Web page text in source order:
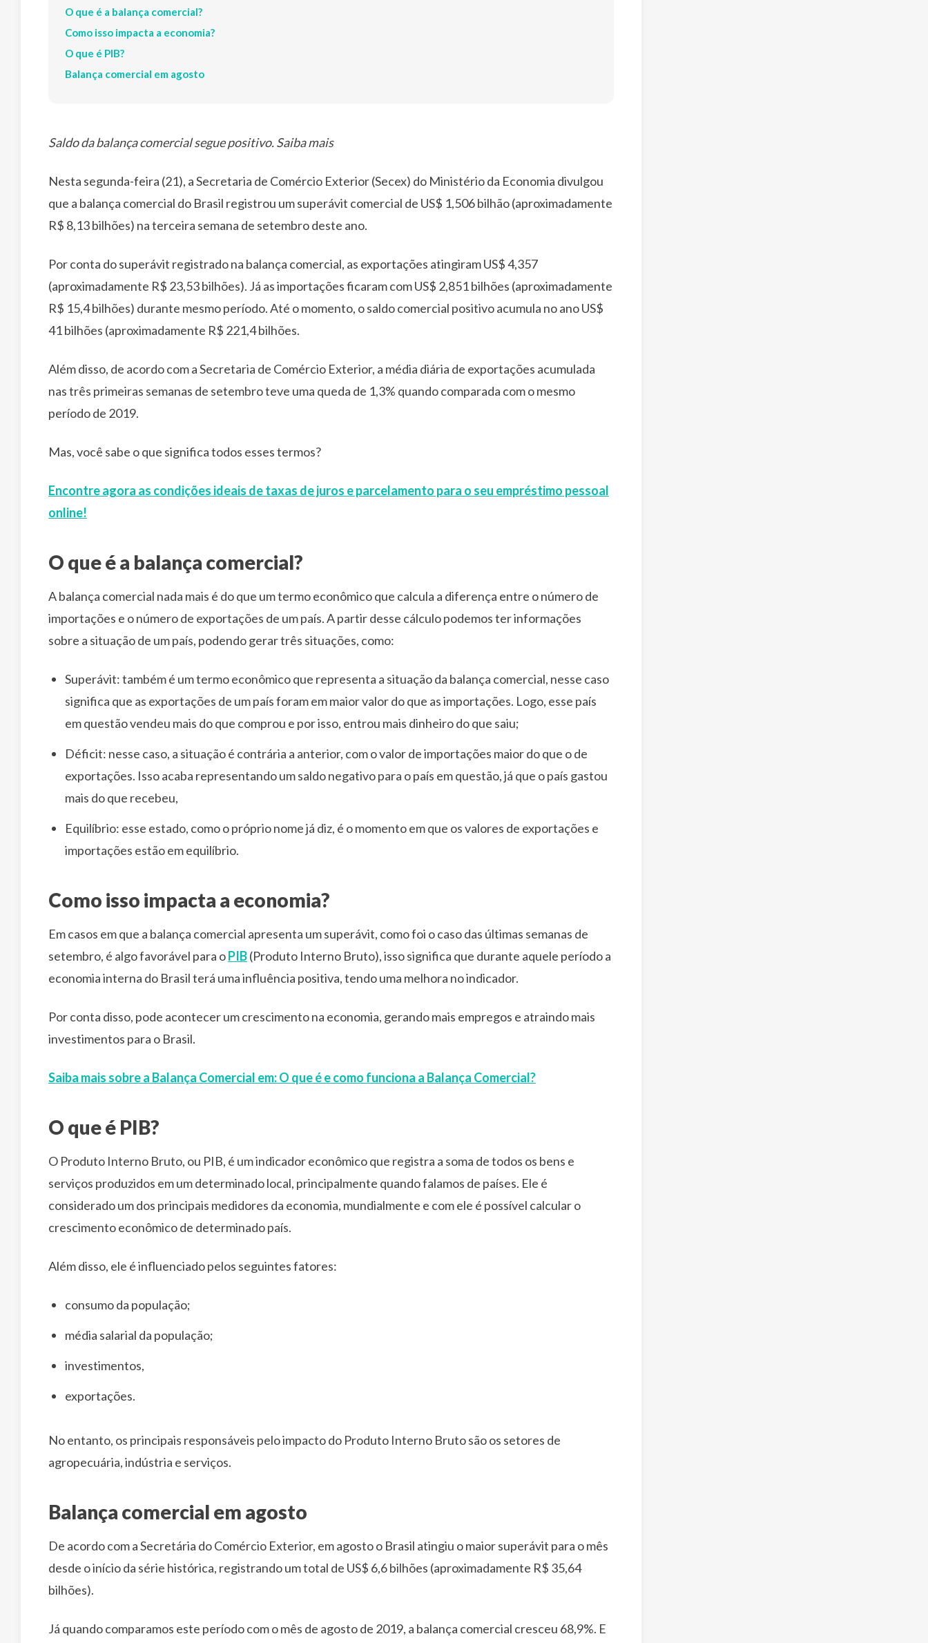
O que é a balança comercial?
Como isso impacta a economia?
O que é PIB?
Balança comercial em agosto
Saldo da balança comercial segue positivo. Saiba mais
Nesta segunda-feira (21), a Secretaria de Comércio Exterior (Secex) do Ministério da Economia divulgou
que a balança comercial do Brasil registrou um superávit comercial de US$ 1,506 bilhão (aproximadamente
R$ 8,13 bilhões) na terceira semana de setembro deste ano.
Por conta do superávit registrado na balança comercial, as exportações atingiram US$ 4,357
(aproximadamente R$ 23,53 bilhões). Já as importações ficaram com US$ 2,851 bilhões (aproximadamente
R$ 15,4 bilhões) durante mesmo período. Até o momento, o saldo comercial positivo acumula no ano US$
41 bilhões (aproximadamente R$ 221,4 bilhões.
Além disso, de acordo com a Secretaria de Comércio Exterior, a média diária de exportações acumulada
nas três primeiras semanas de setembro teve uma queda de 1,3% quando comparada com o mesmo
período de 2019.
Mas, você sabe o que significa todos esses termos?
Encontre agora as condições ideais de taxas de juros e parcelamento para o seu empréstimo pessoal
online!
O que é a balança comercial?
A balança comercial nada mais é do que um termo econômico que calcula a diferença entre o número de
importações e o número de exportações de um país. A partir desse cálculo podemos ter informações
sobre a situação de um país, podendo gerar três situações, como:
Superávit: também é um termo econômico que representa a situação da balança comercial, nesse caso
significa que as exportações de um país foram em maior valor do que as importações. Logo, esse país
em questão vendeu mais do que comprou e por isso, entrou mais dinheiro do que saiu;
Déficit: nesse caso, a situação é contrária a anterior, com o valor de importações maior do que o de
exportações. Isso acaba representando um saldo negativo para o país em questão, já que o país gastou
mais do que recebeu,
Equilíbrio: esse estado, como o próprio nome já diz, é o momento em que os valores de exportações e
importações estão em equilíbrio.
Como isso impacta a economia?
Em casos em que a balança comercial apresenta um superávit, como foi o caso das últimas semanas de
setembro, é algo favorável para oPIB(Produto Interno Bruto), isso significa que durante aquele período a
economia interna do Brasil terá uma influência positiva, tendo uma melhora no indicador.
Por conta disso, pode acontecer um crescimento na economia, gerando mais empregos e atraindo mais
investimentos para o Brasil.
Saiba mais sobre a Balança Comercial em: O que é e como funciona a Balança Comercial?
O que é PIB?
O Produto Interno Bruto, ou PIB, é um indicador econômico que registra a soma de todos os bens e
serviços produzidos em um determinado local, principalmente quando falamos de países. Ele é
considerado um dos principais medidores da economia, mundialmente e com ele é possível calcular o
crescimento econômico de determinado país.
Além disso, ele é influenciado pelos seguintes fatores:
consumo da população;
média salarial da população;
investimentos,
exportações.
No entanto, os principais responsáveis pelo impacto do Produto Interno Bruto são os setores de
agropecuária, indústria e serviços.
Balança comercial em agosto
De acordo com a Secretária do Comércio Exterior, em agosto o Brasil atingiu o maior superávit para o mês
desde o início da série histórica, registrando um total de US$ 6,6 bilhões (aproximadamente R$ 35,64
bilhões).
Já quando comparamos este período com o mês de agosto de 2019, a balança comercial cresceu 68,9%. E